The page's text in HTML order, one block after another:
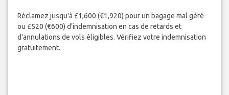
Réclamez jusqu'à £1,600 (€1,920) pour un bagage mal géré
ou £520 (€600) d'indemnisation en cas de retards et
d'annulations de vols éligibles. Vérifiez votre indemnisation
gratuitement.